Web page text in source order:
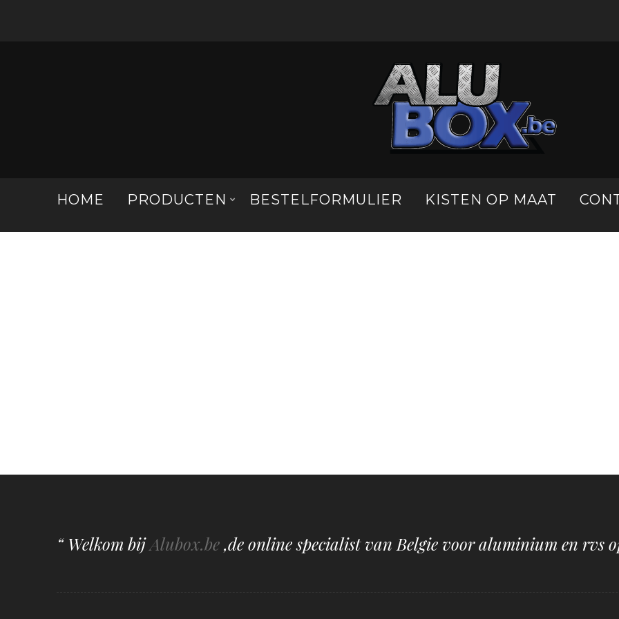
HOME PRODUCTEN BESTELFORMULIER KISTEN OP MAAT
“ Welkom bijAlubox.be,de online specialist van Belgie voor aluminium en rvs